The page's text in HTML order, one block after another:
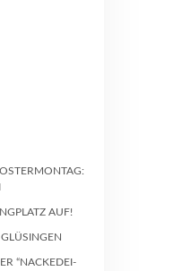
OSTERMONTAG:
AUF!
“NACKEDEI-